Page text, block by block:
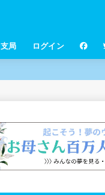
支局 ログイン